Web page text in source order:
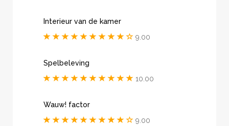
Interieur van de kamer
9.00
Spelbeleving
10.00
Wauw! factor
9.00